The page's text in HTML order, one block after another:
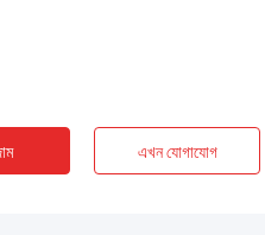
এখন যোগাযোগ